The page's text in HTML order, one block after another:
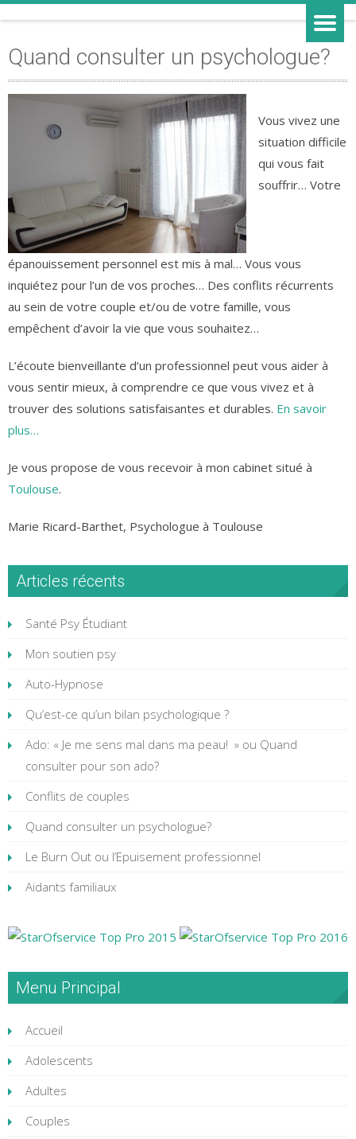
PSYCHOLOGUE CLINICIENNE
Cabinet libéral de psychologie à Toulouse
Quand consulter un psychologue?
Vous vivez une
situation difficile
qui vous fait
souffrir… Votre
épanouissement personnel est mis à mal… Vous vous
inquiétez pour l’un de vos proches… Des conflits récurrents
au sein de votre couple et/ou de votre famille, vous
empêchent d’avoir la vie que vous souhaitez…
L’écoute bienveillante d’un professionnel peut vous aider à
vous sentir mieux, à comprendre ce que vous vivez et à
trouver des solutions satisfaisantes et durables. En savoir
plus…
Je vous propose de vous recevoir à mon cabinet situé à
Toulouse.
Marie Ricard-Barthet, Psychologue à Toulouse
Articles récents
Santé Psy Étudiant
Mon soutien psy
Auto-Hypnose
Qu’est-ce qu’un bilan psychologique ?
Ado: « Je me sens mal dans ma peau! » ou Quand
consulter pour son ado?
Conflits de couples
Quand consulter un psychologue?
Le Burn Out ou l’Epuisement professionnel
Aidants familiaux
Menu Principal
Accueil
Adolescents
Adultes
Couples